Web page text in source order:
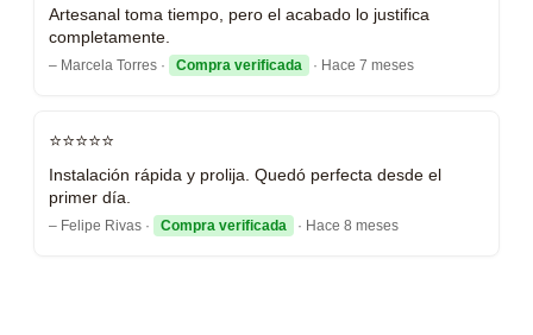
Artesanal toma tiempo, pero el acabado lo justifica
completamente.
– Marcela Torres · Compra verificada · Hace 7 meses
⭐⭐⭐⭐⭐
Instalación rápida y prolija. Quedó perfecta desde el
primer día.
– Felipe Rivas · Compra verificada · Hace 8 meses